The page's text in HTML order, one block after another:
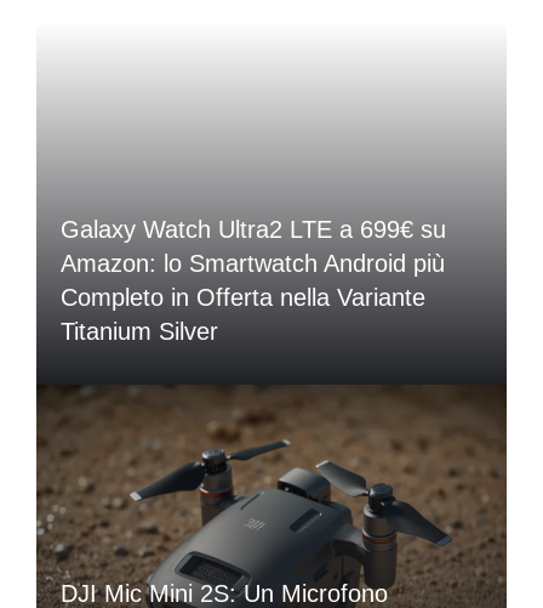
Galaxy Watch Ultra2 LTE a 699€ su
Amazon: lo Smartwatch Android più
Completo in Offerta nella Variante
Titanium Silver
DJI Mic Mini 2S: Un Microfono